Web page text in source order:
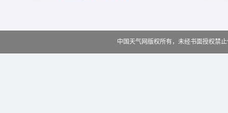
中国天气网版权所有，未经书面授权